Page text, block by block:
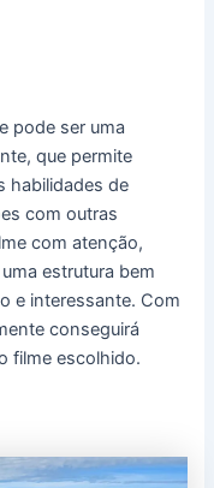
pode ser uma
que permite
habilidades de
com outras
com atenção,
estrutura bem
e interessante. Com
conseguirá
filme escolhido.